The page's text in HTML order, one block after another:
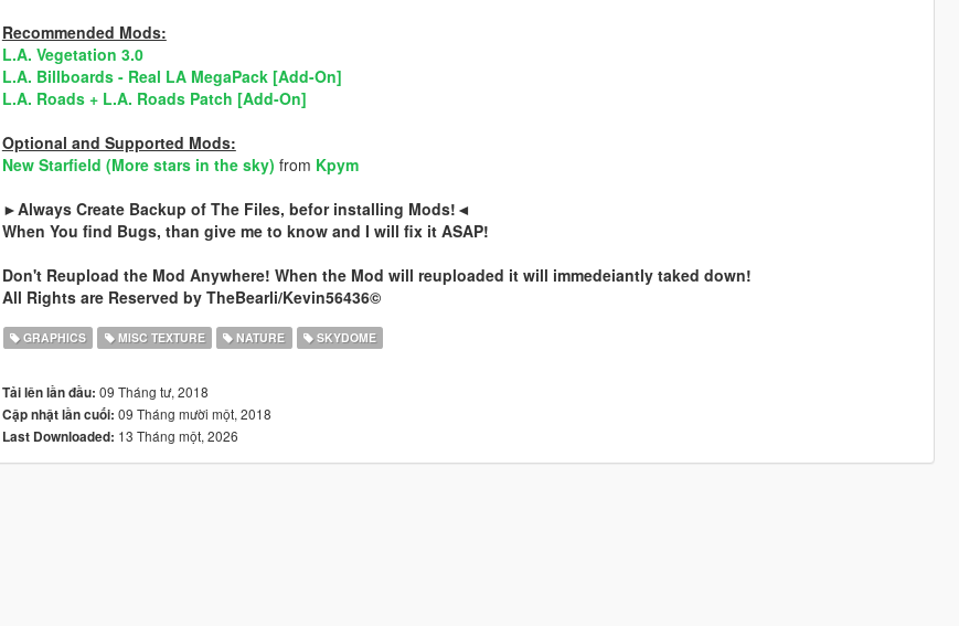
Recommended Mods:
L.A. Vegetation 3.0
L.A. Billboards - Real LA MegaPack [Add-On]
L.A. Roads + L.A. Roads Patch [Add-On]
Optional and Supported Mods:
New Starfield (More stars in the sky) from Kpym
►Always Create Backup of The Files, befor installing Mods!◄
When You find Bugs, than give me to know and I will fix it ASAP!
Don't Reupload the Mod Anywhere! When the Mod will reuploaded it will immedeiantly taked down!
All Rights are Reserved by TheBearli/Kevin56436©
GRAPHICS MISC TEXTURE NATURE SKYDOME
Tải lên lần đầu: 09 Tháng tư, 2018
Cập nhật lần cuối: 09 Tháng mười một, 2018
Last Downloaded: 13 Tháng một, 2026